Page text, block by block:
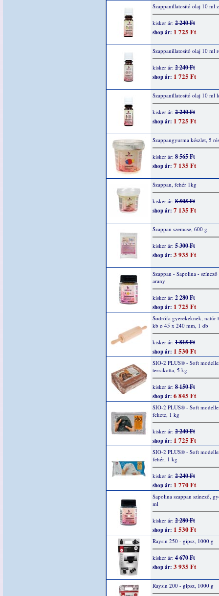
Szappanillatosító olaj 10 ml
kisker ár: 2 240 Ft
shop ár: 1 725 Ft
Szappanillatosító olaj 10 ml
kisker ár: 2 240 Ft
shop ár: 1 725 Ft
Szappanillatosító olaj 10 ml
kisker ár: 2 240 Ft
shop ár: 1 725 Ft
Szappangyurma készlet, 5
kisker ár: 8 565 Ft
shop ár: 7 135 Ft
Szappan, fehér 1kg
kisker ár: 8 505 Ft
shop ár: 7 135 Ft
Szappan szemcse, 600 g
kisker ár: 5 300 Ft
shop ár: 3 935 Ft
Szappan - Sapolina -
arany
kisker ár: 2 280 Ft
shop ár: 1 725 Ft
Sodrófa gyerekeknek, natúr
kb ø 45 x 240 mm, 1 db
kisker ár: 1 815 Ft
shop ár: 1 530 Ft
SIO-2 PLUS® - Soft
terrakotta, 5 kg
kisker ár: 8 150 Ft
shop ár: 6 845 Ft
SIO-2 PLUS® - Soft
fekete, 1 kg
kisker ár: 2 240 Ft
shop ár: 1 725 Ft
SIO-2 PLUS® - Soft
fehér, 1 kg
kisker ár: 2 240 Ft
shop ár: 1 770 Ft
Sapolina szappan színező,
ml
kisker ár: 2 280 Ft
shop ár: 1 530 Ft
Raysin 250 - gipsz, 1000 g
kisker ár: 4 670 Ft
shop ár: 3 935 Ft
Raysin 200 - gipsz, 1000 g